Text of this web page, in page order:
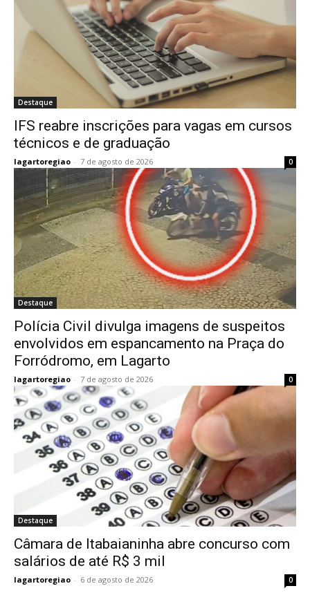
Destaque
IFS reabre inscrições para vagas em cursos
técnicos e de graduação
lagartoregiao - 7 de agosto de 2026 0
Destaque
Polícia Civil divulga imagens de suspeitos
envolvidos em espancamento na Praça do
Forródromo, em Lagarto
lagartoregiao - 7 de agosto de 2026 0
Destaque
Câmara de Itabaianinha abre concurso com
salários de até R$ 3 mil
lagartoregiao - 6 de agosto de 2026 0